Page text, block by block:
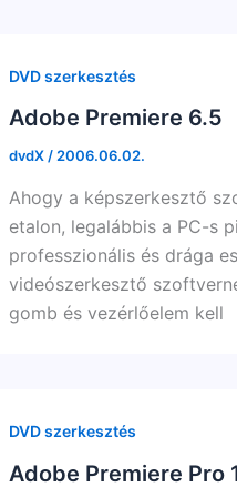
DVD szerkesztés
Adobe Premiere 6.5
dvdX/2006.06.02.
Ahogy a képszerkesztő
etalon, legalábbis a PC-s
professzionális és drága
videószerkesztő
gomb és vezérlőelem kell
DVD szerkesztés
Adobe Premiere Pro